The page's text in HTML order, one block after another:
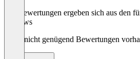
Die Bewertungen ergeben sich aus den
Reviews
Noch nicht genügend Bewertungen